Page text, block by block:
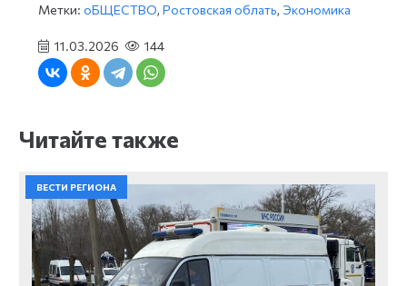
Метки: оБЩЕСТВО, Ростовская облать, Экономика
11.03.2026 144
Читайте также
ВЕСТИ РЕГИОНА